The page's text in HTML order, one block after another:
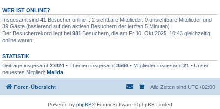
WER IST ONLINE?
Insgesamt sind 41 Besucher online :: 2 sichtbare Mitglieder, 0 unsichtbare Mitglieder und
39 Gäste (basierend auf den aktiven Besuchern der letzten 5 Minuten)
Der Besucherrekord liegt bei 981 Besuchern, die am Fr 10. Okt 2025, 10:43 gleichzeitig
online waren.
STATISTIK
Beiträge insgesamt 27824 • Themen insgesamt 3566 • Mitglieder insgesamt 21 • Unser
neuestes Mitglied: Melida
Foren-Übersicht Alle Zeiten sind UTC+02:00
Powered by phpBB® Forum Software © phpBB Limited